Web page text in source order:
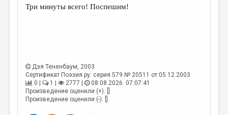
Три минуты всего! Поспешим!
Дэя Тененбаум, 2003
Сертификат Поэзия.ру: серия 579 № 20511 от 05.12.2003
0 |
1 | 2777 |
08.08.2026. 07:07:41
Произведение оценили (+): []
Произведение оценили (-): []